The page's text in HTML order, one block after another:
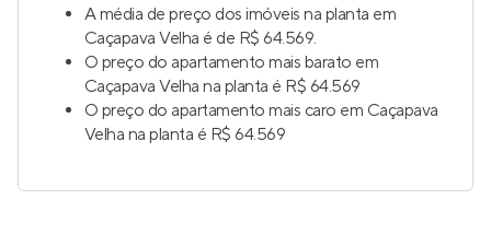
A média de preço dos imóveis na planta em
Caçapava Velha é de R$ 64.569.
O preço do apartamento mais barato em
Caçapava Velha na planta é R$ 64.569
O preço do apartamento mais caro em Caçapava
Velha na planta é R$ 64.569